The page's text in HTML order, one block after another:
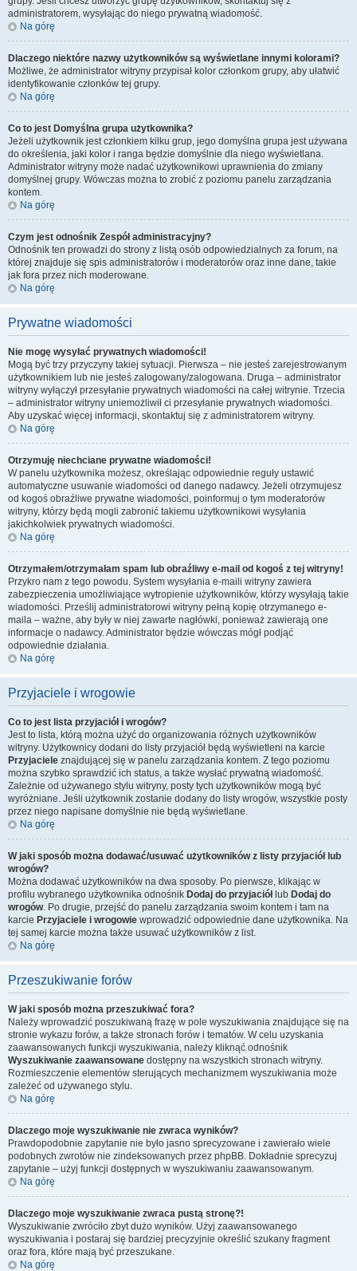
administratorem, wysyłając do niego prywatną wiadomość.
Na górę
Dlaczego niektóre nazwy użytkowników są wyświetlane innymi kolorami?
Możliwe, że administrator witryny przypisał kolor członkom grupy, aby ułatwić
identyfikowanie członków tej grupy.
Na górę
Co to jest Domyślna grupa użytkownika?
Jeżeli użytkownik jest członkiem kilku grup, jego domyślna grupa jest używana
do określenia, jaki kolor i ranga będzie domyślnie dla niego wyświetlana.
Administrator witryny może nadać użytkownikowi uprawnienia do zmiany
domyślnej grupy. Wówczas można to zrobić z poziomu panelu zarządzania
kontem.
Na górę
Czym jest odnośnik Zespół administracyjny?
Odnośnik ten prowadzi do strony z listą osób odpowiedzialnych za forum, na
której znajduje się spis administratorów i moderatorów oraz inne dane, takie
jak fora przez nich moderowane.
Na górę
Prywatne wiadomości
Nie mogę wysyłać prywatnych wiadomości!
Mogą być trzy przyczyny takiej sytuacji. Pierwsza – nie jesteś zarejestrowanym
użytkownikiem lub nie jesteś zalogowany/zalogowana. Druga – administrator
witryny wyłączył przesyłanie prywatnych wiadomości na całej witrynie. Trzecia
– administrator witryny uniemożliwił ci przesyłanie prywatnych wiadomości.
Aby uzyskać więcej informacji, skontaktuj się z administratorem witryny.
Na górę
Otrzymuję niechciane prywatne wiadomości!
W panelu użytkownika możesz, określając odpowiednie reguły ustawić
automatyczne usuwanie wiadomości od danego nadawcy. Jeżeli otrzymujesz
od kogoś obraźliwe prywatne wiadomości, poinformuj o tym moderatorów
witryny, którzy będą mogli zabronić takiemu użytkownikowi wysyłania
jakichkolwiek prywatnych wiadomości.
Na górę
Otrzymałem/otrzymałam spam lub obraźliwy e-mail od kogoś z tej witryny!
Przykro nam z tego powodu. System wysyłania e-maili witryny zawiera
zabezpieczenia umożliwiające wytropienie użytkowników, którzy wysyłają takie
wiadomości. Prześlij administratorowi witryny pełną kopię otrzymanego e-
maila – ważne, aby były w niej zawarte nagłówki, ponieważ zawierają one
informacje o nadawcy. Administrator będzie wówczas mógł podjąć
odpowiednie działania.
Na górę
Przyjaciele i wrogowie
Co to jest lista przyjaciół i wrogów?
Jest to lista, którą można użyć do organizowania różnych użytkowników
witryny. Użytkownicy dodani do listy przyjaciół będą wyświetleni na karcie
Przyjaciele znajdującej się w panelu zarządzania kontem. Z tego poziomu
można szybko sprawdzić ich status, a także wysłać prywatną wiadomość.
Zależnie od używanego stylu witryny, posty tych użytkowników mogą być
wyróżniane. Jeśli użytkownik zostanie dodany do listy wrogów, wszystkie posty
przez niego napisane domyślnie nie będą wyświetlane.
Na górę
W jaki sposób można dodawać/usuwać użytkowników z listy przyjaciół lub
wrogów?
Można dodawać użytkowników na dwa sposoby. Po pierwsze, klikając w
profilu wybranego użytkownika odnośnik Dodaj do przyjaciółlub Dodaj do
wrogów. Po drugie, przejść do panelu zarządzania swoim kontem i tam na
karcie Przyjaciele i wrogowie wprowadzić odpowiednie dane użytkownika. Na
tej samej karcie można także usuwać użytkowników z list.
Na górę
Przeszukiwanie forów
W jaki sposób można przeszukiwać fora?
Należy wprowadzić poszukiwaną frazę w pole wyszukiwania znajdujące się na
stronie wykazu forów, a także stronach forów i tematów. W celu uzyskania
zaawansowanych funkcji wyszukiwania, należy kliknąć odnośnik
Wyszukiwanie zaawansowane dostępny na wszystkich stronach witryny.
Rozmieszczenie elementów sterujących mechanizmem wyszukiwania może
zależeć od używanego stylu.
Na górę
Dlaczego moje wyszukiwanie nie zwraca wyników?
Prawdopodobnie zapytanie nie było jasno sprecyzowane i zawierało wiele
podobnych zwrotów nie zindeksowanych przez phpBB. Dokładnie sprecyzuj
zapytanie – użyj funkcji dostępnych w wyszukiwaniu zaawansowanym.
Na górę
Dlaczego moje wyszukiwanie zwraca pustą stronę?!
Wyszukiwanie zwróciło zbyt dużo wyników. Użyj zaawansowanego
wyszukiwania i postaraj się bardziej precyzyjnie określić szukany fragment
oraz fora, które mają być przeszukane.
Na górę